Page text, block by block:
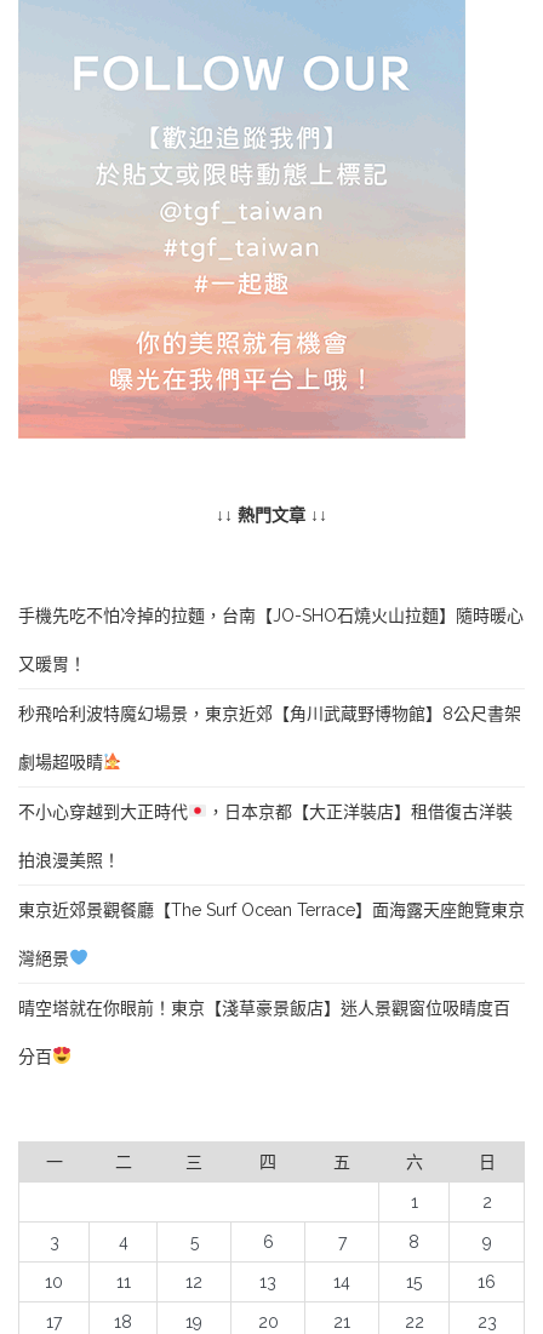
↓↓ 熱門文章 ↓↓
手機先吃不怕冷掉的拉麵，台南【JO-SHO石燒火山拉麵】隨時暖心
又暖胃！
秒飛哈利波特魔幻場景，東京近郊【角川武蔵野博物館】8公尺書架
劇場超吸睛
不小心穿越到大正時代 ，日本京都【大正洋裝店】租借復古洋裝
拍浪漫美照！
東京近郊景觀餐廳【The Surf Ocean Terrace】面海露天座飽覽東京
灣絕景
晴空塔就在你眼前！東京【淺草豪景飯店】迷人景觀窗位吸睛度百
分百
一 二 三 四 五 六 日
1 2
3 4 5 6 7 8 9
10 11 12 13 14 15 16
17 18 19 20 21 22 23